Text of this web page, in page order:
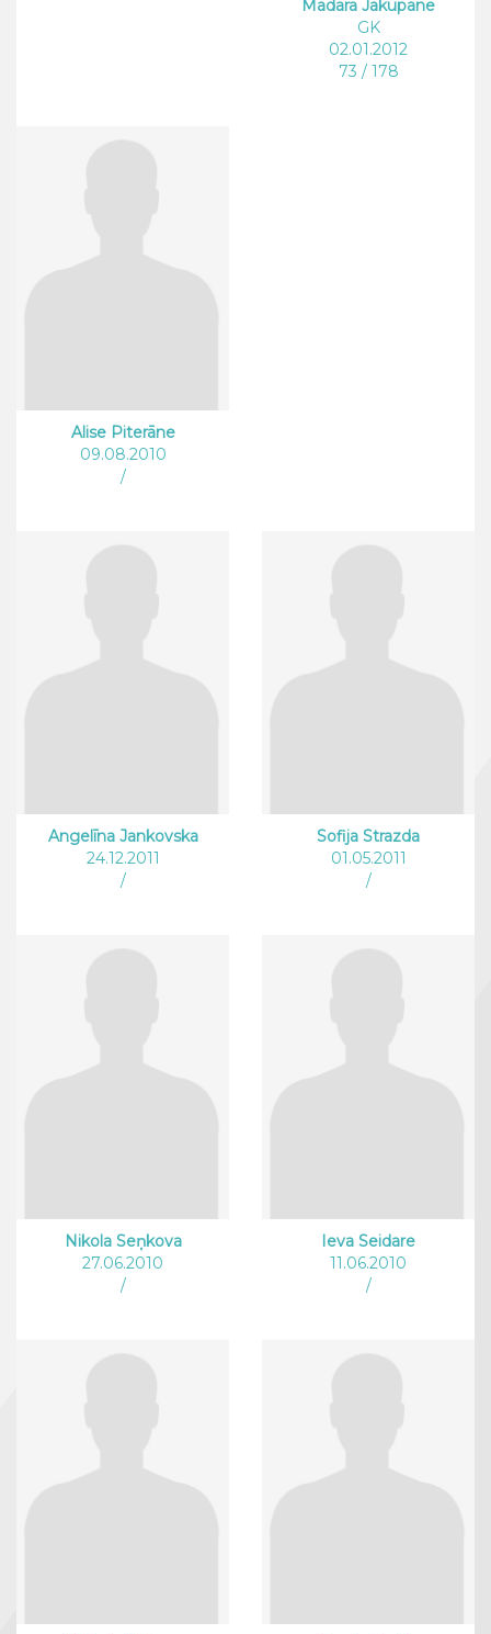
Madara Jakupāne
GK
02.01.2012
73 / 178
Alise Piterāne
09.08.2010
/
Angelīna Jankovska
24.12.2011
/
Sofija Strazda
01.05.2011
/
Nikola Seņkova
27.06.2010
/
Ieva Seidare
11.06.2010
/